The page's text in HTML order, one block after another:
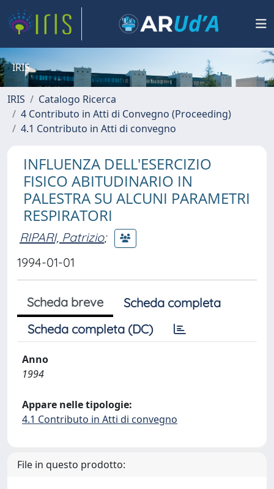
IRIS
IRIS
Catalogo Ricerca
4 Contributo in Atti di Convegno (Proceeding)
4.1 Contributo in Atti di convegno
INFLUENZA DELL'ESERCIZIO
FISICO ABITUDINARIO IN
PALESTRA SU ALCUNI PARAMETRI
RESPIRATORI
RIPARI, Patrizio;
1994-01-01
Scheda breve
Scheda completa
Scheda completa (DC)
Anno
1994
Appare nelle tipologie:
4.1 Contributo in Atti di convegno
File in questo prodotto: